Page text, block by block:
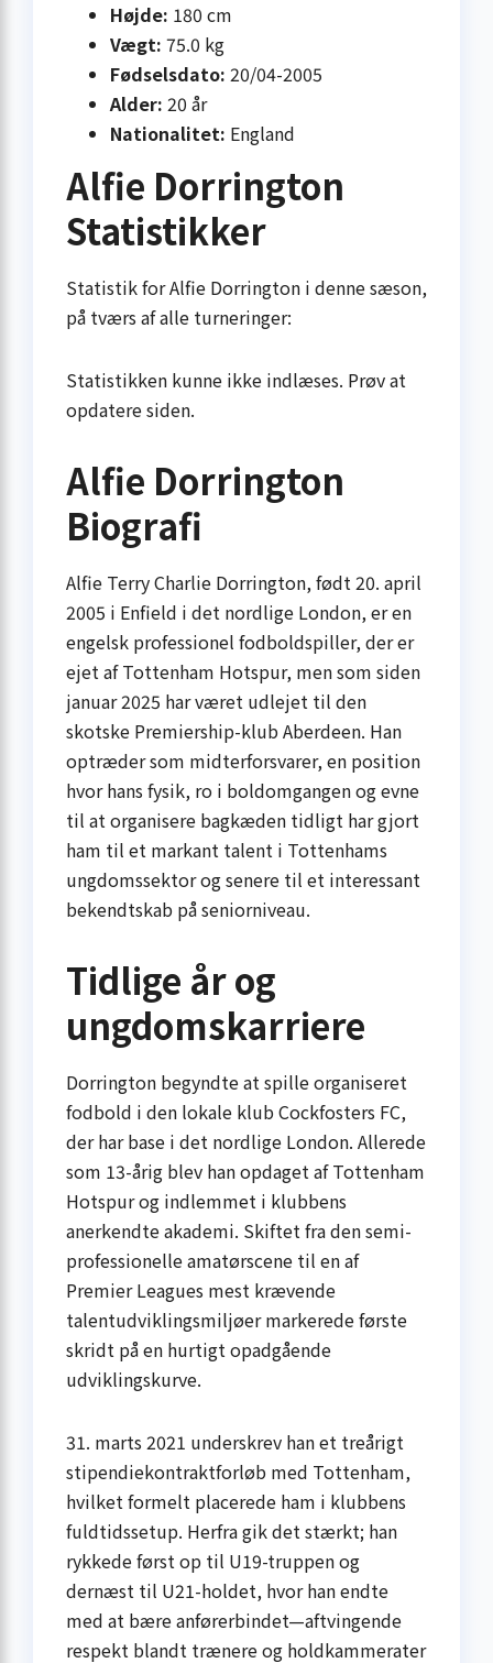
Højde: 180 cm
Vægt: 75.0 kg
Fødselsdato: 20/04-2005
Alder: 20 år
Nationalitet: England
Alfie Dorrington
Statistikker
Statistik for Alfie Dorrington i denne sæson,
på tværs af alle turneringer:
Statistikken kunne ikke indlæses. Prøv at
opdatere siden.
Alfie Dorrington
Biografi
Alfie Terry Charlie Dorrington, født 20. april
2005 i Enfield i det nordlige London, er en
engelsk professionel fodboldspiller, der er
ejet af Tottenham Hotspur, men som siden
januar 2025 har været udlejet til den
skotske Premiership-klub Aberdeen. Han
optræder som midterforsvarer, en position
hvor hans fysik, ro i boldomgangen og evne
til at organisere bagkæden tidligt har gjort
ham til et markant talent i Tottenhams
ungdomssektor og senere til et interessant
bekendtskab på seniorniveau.
Tidlige år og
ungdomskarriere
Dorrington begyndte at spille organiseret
fodbold i den lokale klub Cockfosters FC,
der har base i det nordlige London. Allerede
som 13-årig blev han opdaget af Tottenham
Hotspur og indlemmet i klubbens
anerkendte akademi. Skiftet fra den semi-
professionelle amatørscene til en af
Premier Leagues mest krævende
talentudviklingsmiljøer markerede første
skridt på en hurtigt opadgående
udviklingskurve.
31. marts 2021 underskrev han et treårigt
stipendiekontraktforløb med Tottenham,
hvilket formelt placerede ham i klubbens
fuldtidssetup. Herfra gik det stærkt; han
rykkede først op til U19-truppen og
dernæst til U21-holdet, hvor han endte
med at bære anførerbindet—aftvingende
respekt blandt trænere og holdkammerater